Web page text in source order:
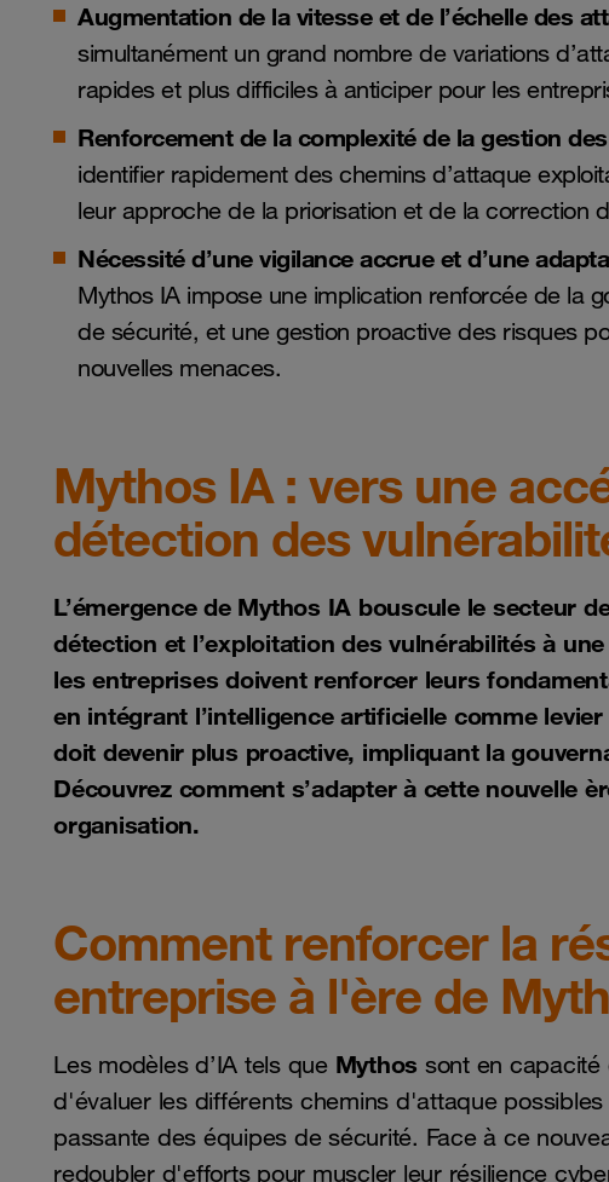
Augmentation de la vitesse et de l’échelle des
simultanément un grand nombre de variations
rapides et plus difficiles à anticiper pour les
Renforcement de la complexité de la gestion
identifier rapidement des chemins d’attaque
leur approche de la priorisation et de la correction
Nécessité d’une vigilance accrue et d’une
Mythos IA impose une implication renforcée de la
de sécurité, et une gestion proactive des risques
nouvelles menaces.
Mythos IA : vers une
détection des
L’émergence de Mythos IA bouscule le secteur
détection et l’exploitation des vulnérabilités à
les entreprises doivent renforcer leurs
en intégrant l’intelligence artificielle comme
doit devenir plus proactive, impliquant la
Découvrez comment s’adapter à cette nouvelle
organisation.
Comment renforcer la
entreprise à l'ère de
Les modèles d’IA tels que Mythos sont en capacité
d'évaluer les différents chemins d'attaque
passante des équipes de sécurité. Face à ce
redoubler d'efforts pour muscler leur résilience